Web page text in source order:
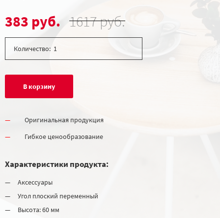
383 руб. 1617 руб.
Количество:
В корзину
Оригинальная продукция
Гибкое ценообразование
Характеристики продукта:
Аксессуары
Угол плоский переменный
Высота: 60 мм